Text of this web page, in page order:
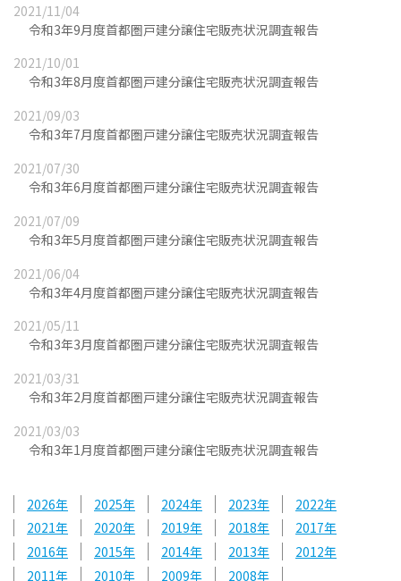
2021/11/04
令和3年9月度首都圏戸建分譲住宅販売状況調査報告
2021/10/01
令和3年8月度首都圏戸建分譲住宅販売状況調査報告
2021/09/03
令和3年7月度首都圏戸建分譲住宅販売状況調査報告
2021/07/30
令和3年6月度首都圏戸建分譲住宅販売状況調査報告
2021/07/09
令和3年5月度首都圏戸建分譲住宅販売状況調査報告
2021/06/04
令和3年4月度首都圏戸建分譲住宅販売状況調査報告
2021/05/11
令和3年3月度首都圏戸建分譲住宅販売状況調査報告
2021/03/31
令和3年2月度首都圏戸建分譲住宅販売状況調査報告
2021/03/03
令和3年1月度首都圏戸建分譲住宅販売状況調査報告
2026 2025 2024 2023
2022
2021
2020 2019 2018
2017
2016
2015 2014 2013
2012
2011
2010 2009 2008